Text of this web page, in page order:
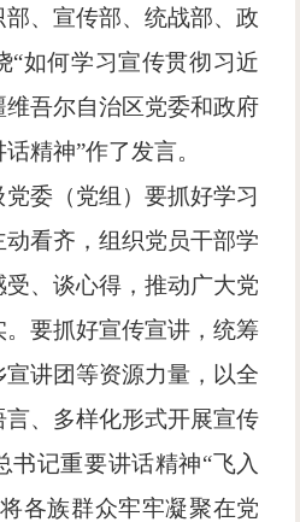
、宣传部、统战部、政
“如何学习宣传贯彻习近
吾尔自治区党委和政府
精神”作了发言。
委（党组）要抓好学习
看齐，组织党员干部学
、谈心得，推动广大党
。要抓好宣传宣讲，统筹
讲团等资源力量，以全
、多样化形式开展宣传
书记重要讲话精神“飞入
各族群众牢牢凝聚在党